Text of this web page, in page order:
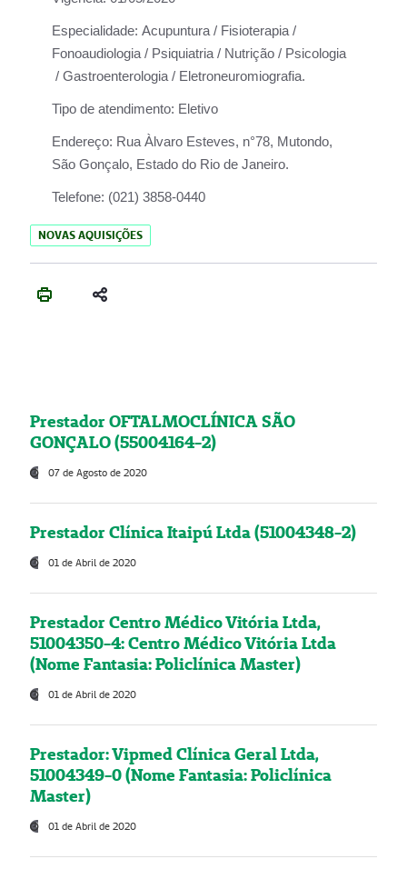
Especialidade: Acupuntura / Fisioterapia /
Fonoaudiologia / Psiquiatria / Nutrição / Psicologia
/ Gastroenterologia / Eletroneuromiografia.
Tipo de atendimento: Eletivo
Endereço: Rua Àlvaro Esteves, n°78, Mutondo,
São Gonçalo, Estado do Rio de Janeiro.
Telefone: (021) 3858-0440
NOVAS AQUISIÇÕES
Prestador OFTALMOCLÍNICA SÃO
GONÇALO (55004164-2)
07 de Agosto de 2020
Prestador Clínica Itaipú Ltda (51004348-2)
01 de Abril de 2020
Prestador Centro Médico Vitória Ltda,
51004350-4: Centro Médico Vitória Ltda
(Nome Fantasia: Policlínica Master)
01 de Abril de 2020
Prestador: Vipmed Clínica Geral Ltda,
51004349-0 (Nome Fantasia: Policlínica
Master)
01 de Abril de 2020